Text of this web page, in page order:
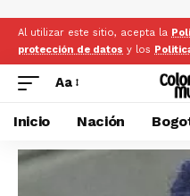
Al utilizar este sitio, acepta la
protección de datos y los
Aa
Inicio Nación